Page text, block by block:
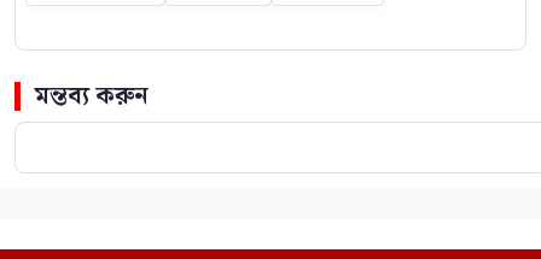
মন্তব্য করুন